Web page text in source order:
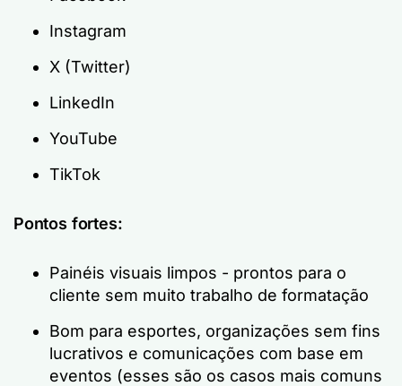
Instagram
X (Twitter)
LinkedIn
YouTube
TikTok
Pontos fortes:
Painéis visuais limpos - prontos para o
cliente sem muito trabalho de formatação
Bom para esportes, organizações sem fins
lucrativos e comunicações com base em
eventos (esses são os casos mais comuns